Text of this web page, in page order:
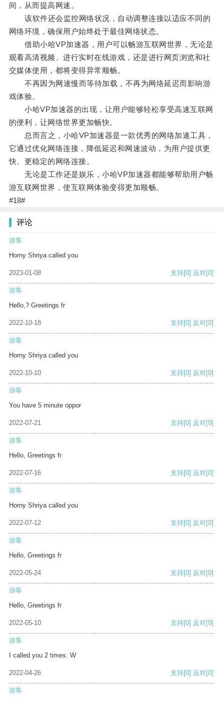
间，从而提高网速。
该软件还会监控网络状况，自动调整连接以适应不同的
网络环境，确保用户始终处于最佳网络状态。
借助小哈VP加速器，用户可以畅游互联网世界，无论是
观看高清视频、进行实时在线游戏，还是进行网页浏览和社
交媒体使用，都将变得异常顺畅。
不再因为网速慢而等待加载，不再为网络延迟而影响游
戏体验。
小哈VP加速器的出现，让用户能够轻松享受高速互联网
的便利，让网络世界更加畅快。
总而言之，小哈VP加速器是一款优秀的网络加速工具，
它通过优化网络连接，降低延迟和网速波动，为用户提供更
快、更稳定的网络连接。
无论是工作还是娱乐，小哈VP加速器都能够帮助用户畅
游互联网世界，使互联网体验变得更加顺畅。
#18#
评论
游客
Horny Shriya called you
2023-01-08 支持[0] 反对[0]
游客
Hello,? Greetings fr
2022-10-18 支持[0] 反对[0]
游客
Horny Shriya called you
2022-10-10 支持[0] 反对[0]
游客
You have 5 minute oppor
2022-07-21 支持[0] 反对[0]
游客
Hello, Greetings fr
2022-07-16 支持[0] 反对[0]
游客
Horny Shriya called you
2022-07-12 支持[0] 反对[0]
游客
Hello, Greetings fr
2022-05-24 支持[0] 反对[0]
游客
Hello, Greetings fr
2022-05-10 支持[0] 反对[0]
游客
I called you 2 times. W
2022-04-26 支持[0] 反对[0]
游客